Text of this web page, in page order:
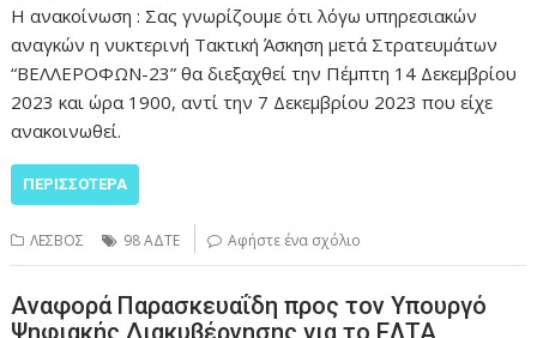
Η ανακοίνωση : Σας γνωρίζουμε ότι λόγω υπηρεσιακών
αναγκών η νυκτερινή Τακτική Άσκηση μετά Στρατευμάτων
“ΒΕΛΛΕΡΟΦΩΝ-23” θα διεξαχθεί την Πέμπτη 14 Δεκεμβρίου
2023 και ώρα 1900, αντί την 7 Δεκεμβρίου 2023 που είχε
ανακοινωθεί.
ΠΕΡΙΣΣΌΤΕΡΑ
ΛΕΣΒΟΣ 98 ΑΔΤΕ Αφήστε ένα σχόλιο
Αναφορά Παρασκευαΐδη προς τον Υπουργό
Ψηφιακής Διακυβέρνησης για το ΕΛΤΑ